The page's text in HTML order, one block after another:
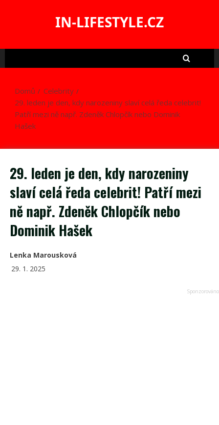
IN-LIFESTYLE.CZ
Domů
Celebrity
29. leden je den, kdy narozeniny slaví celá ředa celebrit!
Patří mezi ně např. Zdeněk Chlopčík nebo Dominik
Hašek
29. leden je den, kdy narozeniny
slaví celá ředa celebrit! Patří mezi
ně např. Zdeněk Chlopčík nebo
Dominik Hašek
Lenka Marousková
29. 1. 2025